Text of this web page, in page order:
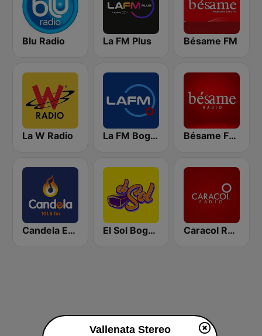
Blu Radio La FM Plus Bésame FM
La W Radio La FM Bogotá Bésame FM Bogotá
Candela Estereo 101.9 FM El Sol Bogotá Caracol Radio Medellín
Vallenata Stereo